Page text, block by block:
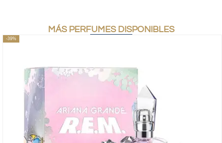
MÁS PERFUMES DISPONIBLES
-39%